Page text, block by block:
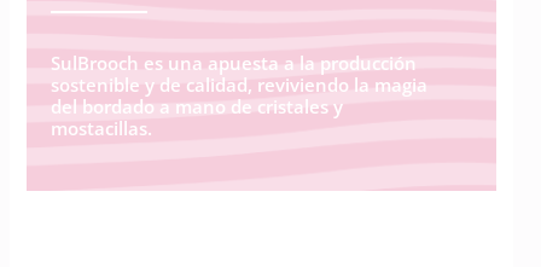
SulBrooch es una apuesta a la producción
sostenible y de calidad, reviviendo la magia
del bordado a mano de cristales y
mostacillas.